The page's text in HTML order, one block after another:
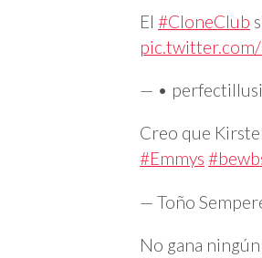
El #CloneClub
— •
Creo que
#Emmys
— Toño
No gana